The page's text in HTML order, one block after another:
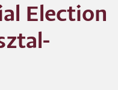
Election